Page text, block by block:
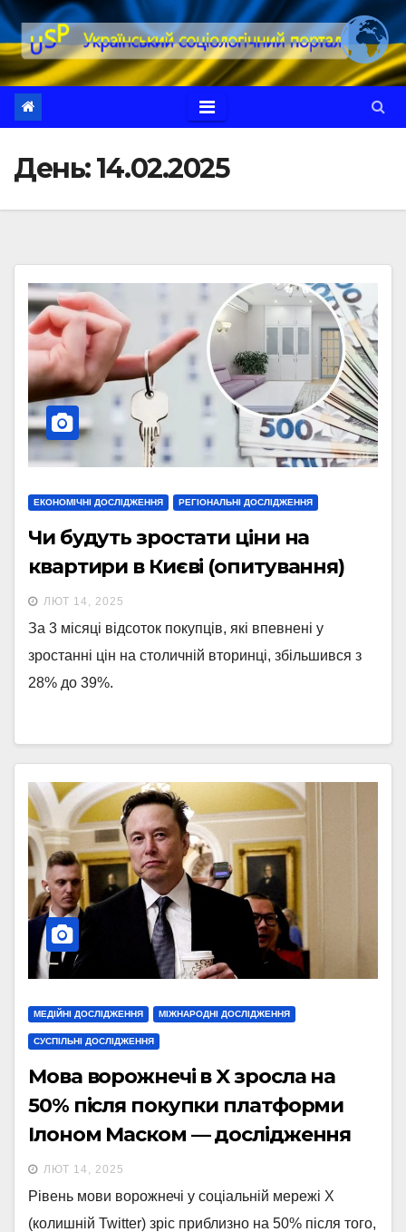
Перейти
до
вмісту
День:14.02.2025
ЕКОНОМІЧНІ ДОСЛІДЖЕННЯ РЕГІОНАЛЬНІ ДОСЛІДЖЕННЯ
Чи будуть зростати ціни на
квартири в Києві (опитування)
ЛЮТ 14, 2025
За 3 місяці відсоток покупців, які впевнені у
зростанні цін на столичній вторинці, збільшився з
28% до 39%.
МЕДІЙНІ ДОСЛІДЖЕННЯ МІЖНАРОДНІ ДОСЛІДЖЕННЯ
СУСПІЛЬНІ ДОСЛІДЖЕННЯ
Мова ворожнечі в X зросла на
50% після покупки платформи
Ілоном Маском — дослідження
ЛЮТ 14, 2025
Рівень мови ворожнечі у соціальній мережі X
(колишній Twitter) зріс приблизно на 50% після того,